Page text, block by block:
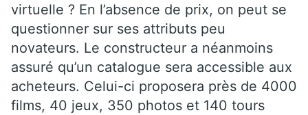
virtuelle ? En l’absence de prix, on peut se
questionner sur ses attributs peu
novateurs. Le constructeur a néanmoins
assuré qu’un catalogue sera accessible aux
acheteurs. Celui-ci proposera près de 4000
films, 40 jeux, 350 photos et 140 tours